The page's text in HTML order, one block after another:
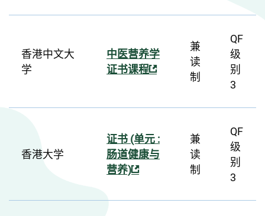
香港中文大
学
中医营养学
证书课程
兼
读
制
QF
级
别
3
香港大学
证书 (单元 :
肠道健康与
营养)
兼
读
制
QF
级
别
3